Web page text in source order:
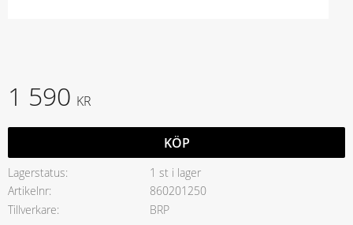
1 590 KR
KÖP
Lagerstatus
1 st i lager
Artikelnr
860201250
Tillverkare
BRP